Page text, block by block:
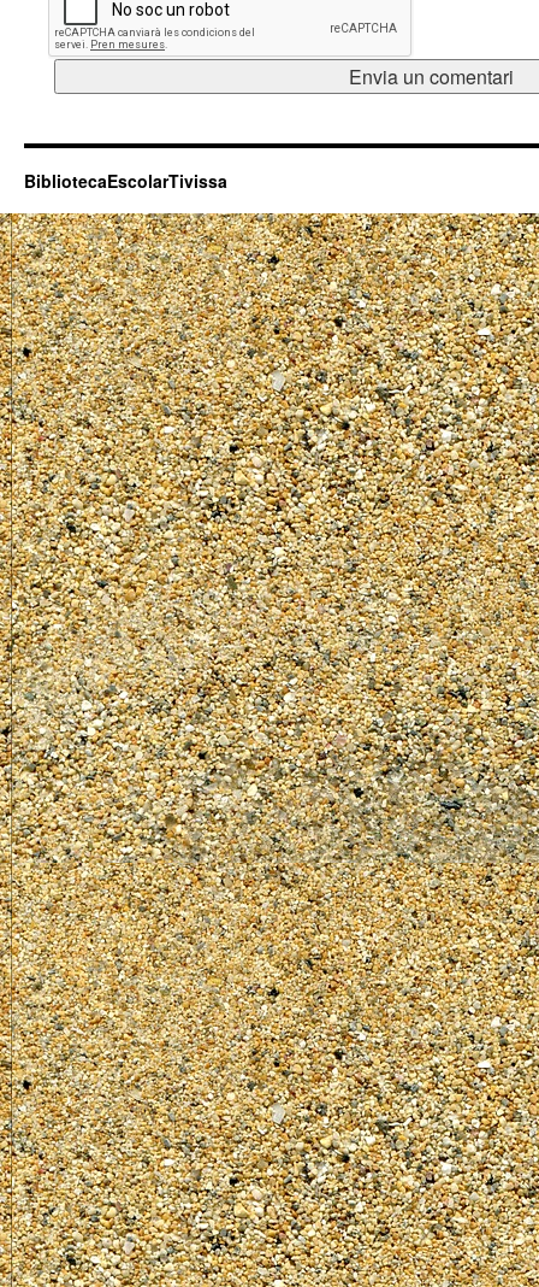
BibliotecaEscolarTivissa